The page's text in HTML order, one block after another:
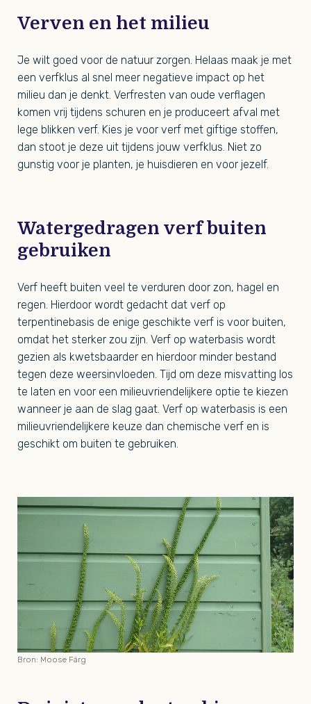
Verven en het milieu
Je wilt goed voor de natuur zorgen. Helaas maak je met
een verfklus al snel meer negatieve impact op het
milieu dan je denkt. Verfresten van oude verflagen
komen vrij tijdens schuren en je produceert afval met
lege blikken verf. Kies je voor verf met giftige stoffen,
dan stoot je deze uit tijdens jouw verfklus. Niet zo
gunstig voor je planten, je huisdieren en voor jezelf.
Watergedragen verf buiten
gebruiken
Verf heeft buiten veel te verduren door zon, hagel en
regen. Hierdoor wordt gedacht dat verf op
terpentinebasis de enige geschikte verf is voor buiten,
omdat het sterker zou zijn. Verf op waterbasis wordt
gezien als kwetsbaarder en hierdoor minder bestand
tegen deze weersinvloeden. Tijd om deze misvatting los
te laten en voor een milieuvriendelijkere optie te kiezen
wanneer je aan de slag gaat. Verf op waterbasis is een
milieuvriendelijkere keuze dan chemische verf en is
geschikt om buiten te gebruiken.
Bron: Moose Färg